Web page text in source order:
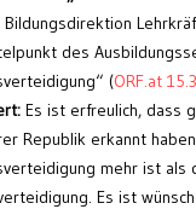
des
(ORF.at
Es ist erfreulich, dass
Republik erkannt
mehr ist als
Es ist